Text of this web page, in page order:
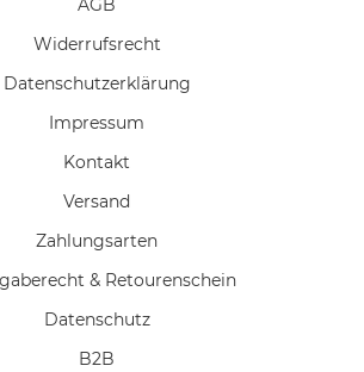
AGB
Widerrufs­recht
Daten­schutz­erklärung
Impressum
Kontakt
Versand
Zahlungsarten
& Retourenschein
Datenschutz
B2B